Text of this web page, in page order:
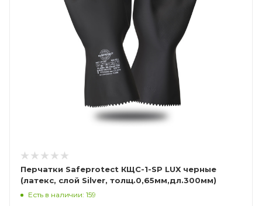
Перчатки Safeprotect КЩС-1-SP LUX черные
(латекс, слой Silver, толщ.0,65мм,дл.300мм)
(х12х144)
Есть в наличии: 159